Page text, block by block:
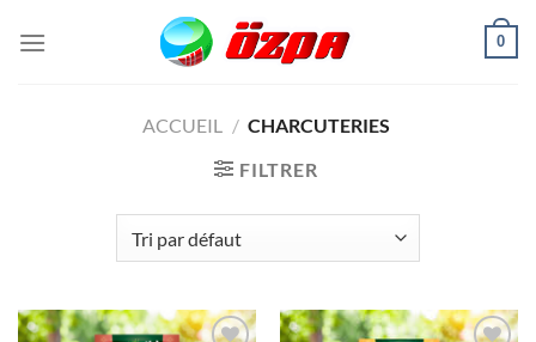
0
ACCUEIL / CHARCUTERIES
FILTRER